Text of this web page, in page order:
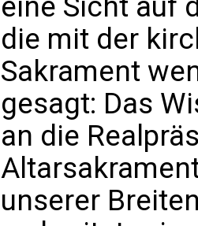
die mit der
Sakrament
gesagt: Das
an die
unserer